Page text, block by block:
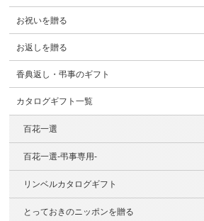
お祝いを贈る
お返しを贈る
香典返し・弔事のギフト
カタログギフト一覧
百花一選
百花一選-弔事専用-
リンベルカタログギフト
とっておきのニッポンを贈る